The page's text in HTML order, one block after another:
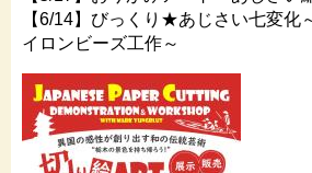
【6/14】びっくり★あじさい七変化
イロンビーズ工作～